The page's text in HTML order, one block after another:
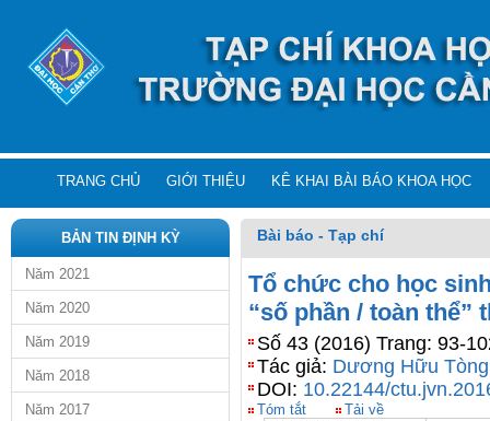
TRANG CHỦ GIỚI THIỆU KÊ KHAI BÀI BÁO KHOA HỌC
BẢN TIN ĐỊNH KỲ
Năm 2021
Năm 2020
Năm 2019
Năm 2018
Năm 2017
Bài báo - Tạp chí
Tổ chức cho học
“số phần / toàn thể”
Số 43 (2016) Trang: 93-
Tác giả: Dương Hữu Tòng
DOI: 10.22144/
Tóm tắt
Tải về